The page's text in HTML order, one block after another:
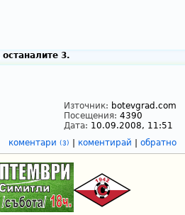
3.
Източник: botevgrad.com
Посещения: 4390
Дата: 10.09.2008, 11:51
коментари (3) коментирай обратно